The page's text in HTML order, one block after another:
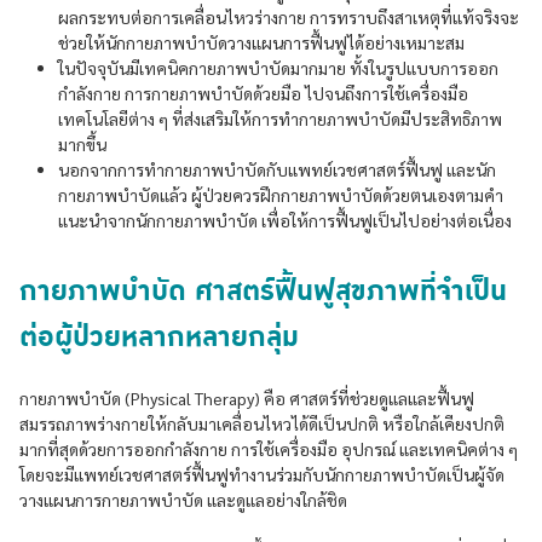
ผลกระทบต่อการเคลื่อนไหวร่างกาย การทราบถึงสาเหตุที่แท้จริงจะ
ช่วยให้นักกายภาพบำบัดวางแผนการฟื้นฟูได้อย่างเหมาะสม
ในปัจจุบันมีเทคนิคกายภาพบำบัดมากมาย ทั้งในรูปแบบการออก
กำลังกาย การกายภาพบำบัดด้วยมือ ไปจนถึงการใช้เครื่องมือ
เทคโนโลยีต่าง ๆ ที่ส่งเสริมให้การทำกายภาพบำบัดมีประสิทธิภาพ
มากขึ้น
นอกจากการทำกายภาพบำบัดกับแพทย์เวชศาสตร์ฟื้นฟู และนัก
กายภาพบำบัดแล้ว ผู้ป่วยควรฝึกกายภาพบำบัดด้วยตนเองตามคำ
แนะนำจากนักกายภาพบำบัด เพื่อให้การฟื้นฟูเป็นไปอย่างต่อเนื่อง
กายภาพบำบัด ศาสตร์ฟื้นฟูสุขภาพที่จำเป็น
ต่อผู้ป่วยหลากหลายกลุ่ม
กายภาพบำบัด (Physical Therapy) คือ ศาสตร์ที่ช่วยดูแลและฟื้นฟู
สมรรถภาพร่างกายให้กลับมาเคลื่อนไหวได้ดีเป็นปกติ หรือใกล้เคียงปกติ
มากที่สุดด้วยการออกกำลังกาย การใช้เครื่องมือ อุปกรณ์ และเทคนิคต่าง ๆ
โดยจะมีแพทย์เวชศาสตร์ฟื้นฟูทำงานร่วมกับนักกายภาพบำบัดเป็นผู้จัด
วางแผนการกายภาพบำบัด และดูแลอย่างใกล้ชิด